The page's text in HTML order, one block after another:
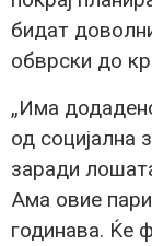
бидат
обврски до
„Има
од социјална
заради
Ама овие
годинава. Ќе